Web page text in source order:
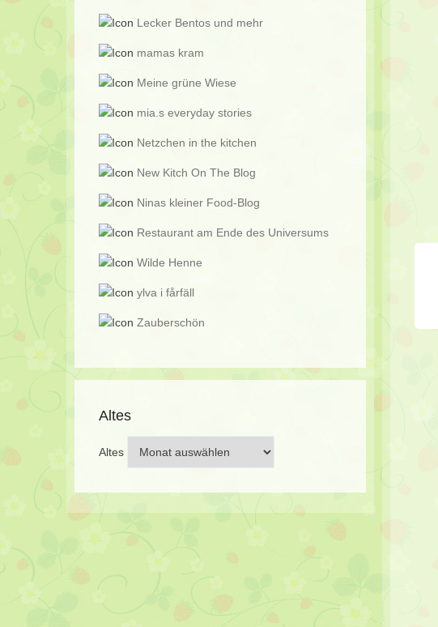
Lecker Bentos und mehr
mamas kram
Meine grüne Wiese
mia.s everyday stories
Netzchen in the kitchen
New Kitch On The Blog
Ninas kleiner Food-Blog
Restaurant am Ende des Universums
Wilde Henne
ylva i fårfäll
Zauberschön
Altes
Altes